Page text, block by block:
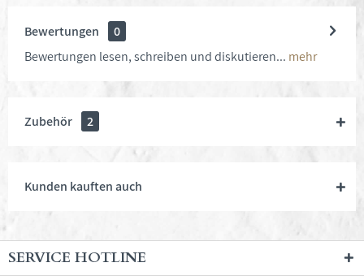
Bewertungen
0
Bewertungen lesen, schreiben und diskutieren... mehr
Zubehör 2
Kunden kauften auch
SERVICE HOTLINE